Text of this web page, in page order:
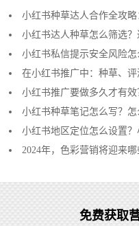
小红书种草达人合作全攻
小红书达人种草怎么筛选？
小红书私信提示安全风险怎
在小红书推广中：种草、评
小红书推广要做多久才有效
小红书种草笔记怎么写？怎
小红书地区定位怎么设置？
2024年，色彩营销将迎来哪
免费获取